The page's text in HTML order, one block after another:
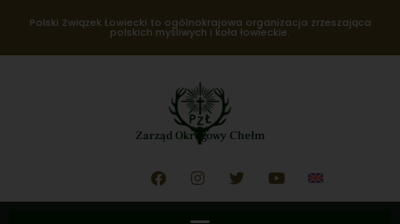
Polski Związek Łowiecki to ogólnokrajowa organizacja zrzeszająca
polskich myśliwych i koła łowieckie.
Zarząd Okręgowy Chełm